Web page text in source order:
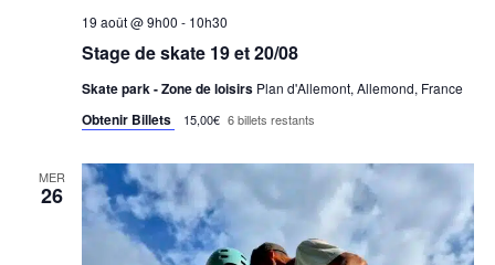
Stage de skate 19 et 20/08
19 août @ 9h00 - 10h30
Skate park - Zone de loisirs Plan d'Allemont, Allemond, France
Obtenir Billets 15,00€ 6 billets restants
MER
26